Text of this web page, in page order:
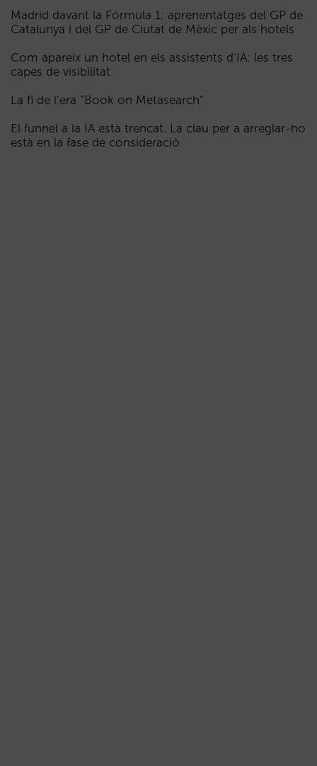
Madrid davant la Fórmula 1: aprenentatges del GP de
Catalunya i del GP de Ciutat de Mèxic per als hotels
Com apareix un hotel en els assistents d’IA: les tres
capes de visibilitat
La fi de l’era “Book on Metasearch”
El funnel a la IA està trencat. La clau per a arreglar-ho
està en la fase de consideració